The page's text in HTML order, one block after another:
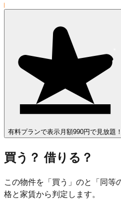
有料プランで表示 月額990円で見放題！
買う？ 借りる？
この物件を「買う」のと「同等
格と家賃から判定します。